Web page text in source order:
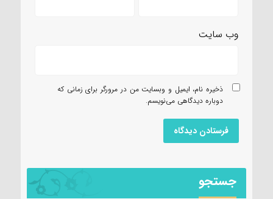
وب‌ سایت
ذخیره نام، ایمیل و وبسایت من در مرورگر برای زمانی که
دوباره دیدگاهی می‌نویسم.
جستجو